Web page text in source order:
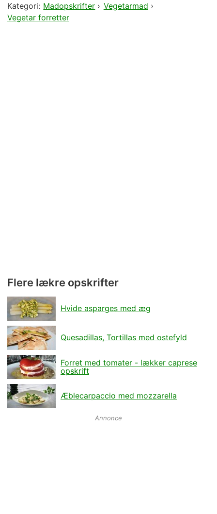
Kategori: Madopskrifter › Vegetarmad ›
Vegetar forretter
Flere lækre opskrifter
Hvide asparges med æg
Quesadillas, Tortillas med ostefyld
Forret med tomater - lækker caprese
opskrift
Æblecarpaccio med mozzarella
Annonce